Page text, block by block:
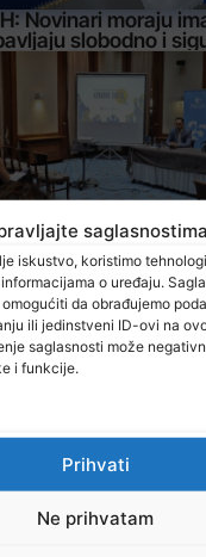
saglasnostima
iskustvo, koristimo
o uređaju.
da obrađujemo
ili jedinstveni ID-ovi na
saglasnosti može
i funkcije.
Prihvati
Ne prihvatam
Novinari moraju
slobodno i
potencijalne
nedaleko od Foče, uoči